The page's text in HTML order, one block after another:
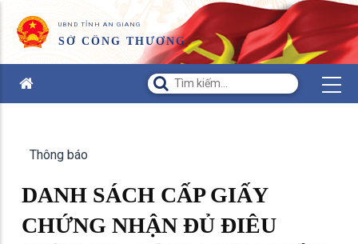
UBND TỈNH AN GIANG
SỞ CÔNG THƯƠNG
Thông báo
DANH SÁCH CẤP GIẤY
CHỨNG NHẬN ĐỦ ĐIÊU